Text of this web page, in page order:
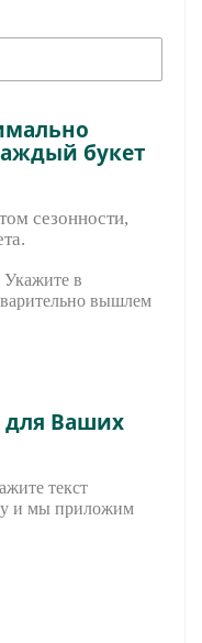
букет
сезонности,
Укажите в
вышлем
для Ваших
текст
и мы приложим